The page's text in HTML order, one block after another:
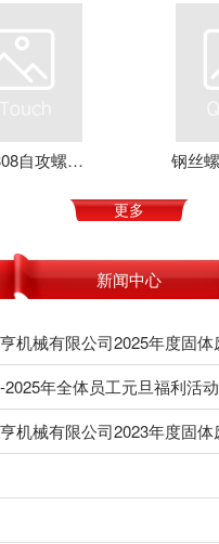
点赞踩 308自攻螺套 元亨机械 铝合金 不锈钢 可定制 加强螺纹
更多
新闻中心
2025年全体员工元旦福利活动